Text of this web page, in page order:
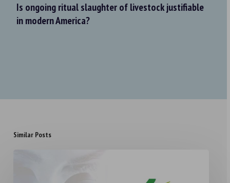
Is ongoing ritual slaughter of livestock justifiable
in modern America?
Similar Posts